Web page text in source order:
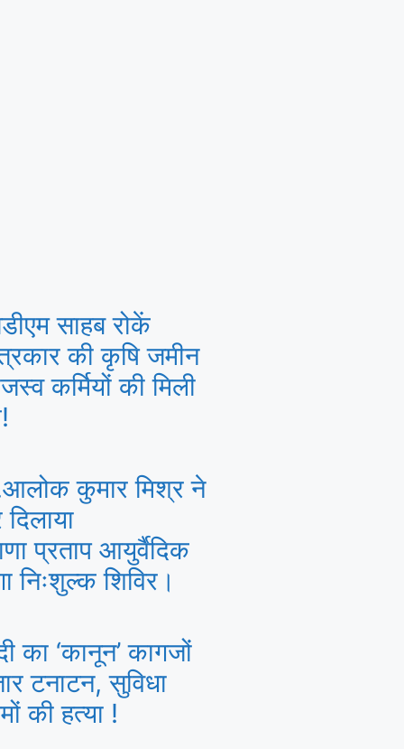
साहब रोकें
की कृषि जमीन
कर्मियों की मिली
कुमार मिश्र ने
प्रताप आयुर्वैदिक
निःशुल्क शिविर।
का ‘कानून’ कागजों
टनाटन, सुविधा
की हत्या !